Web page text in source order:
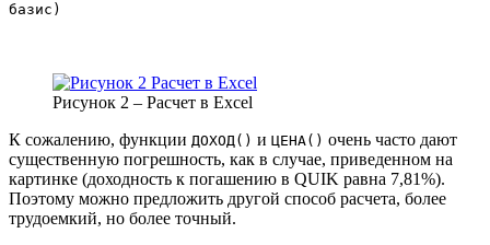
базис)
Рисунок 2 – Расчет в Excel
К сожалению, функции ДОХОД() и ЦЕНА() очень часто дают
существенную погрешность, как в случае, приведенном на
картинке (доходность к погашению в QUIK равна 7,81%).
Поэтому можно предложить другой способ расчета, более
трудоемкий, но более точный.